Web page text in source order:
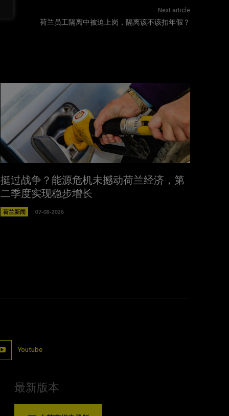
Next article
荷兰员工隔离中被迫上岗，隔离该不该扣年假？
挺过战争？能源危机未撼动荷兰经济，第
二季度实现稳步增长
荷兰新闻 07-08-2026
Youtube
最新版本